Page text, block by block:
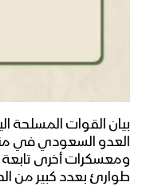
بيان القوات المسلحة
العدو السعودي في
ومعسكرات أخرى تابعة
طوارئ بعدد كبير من